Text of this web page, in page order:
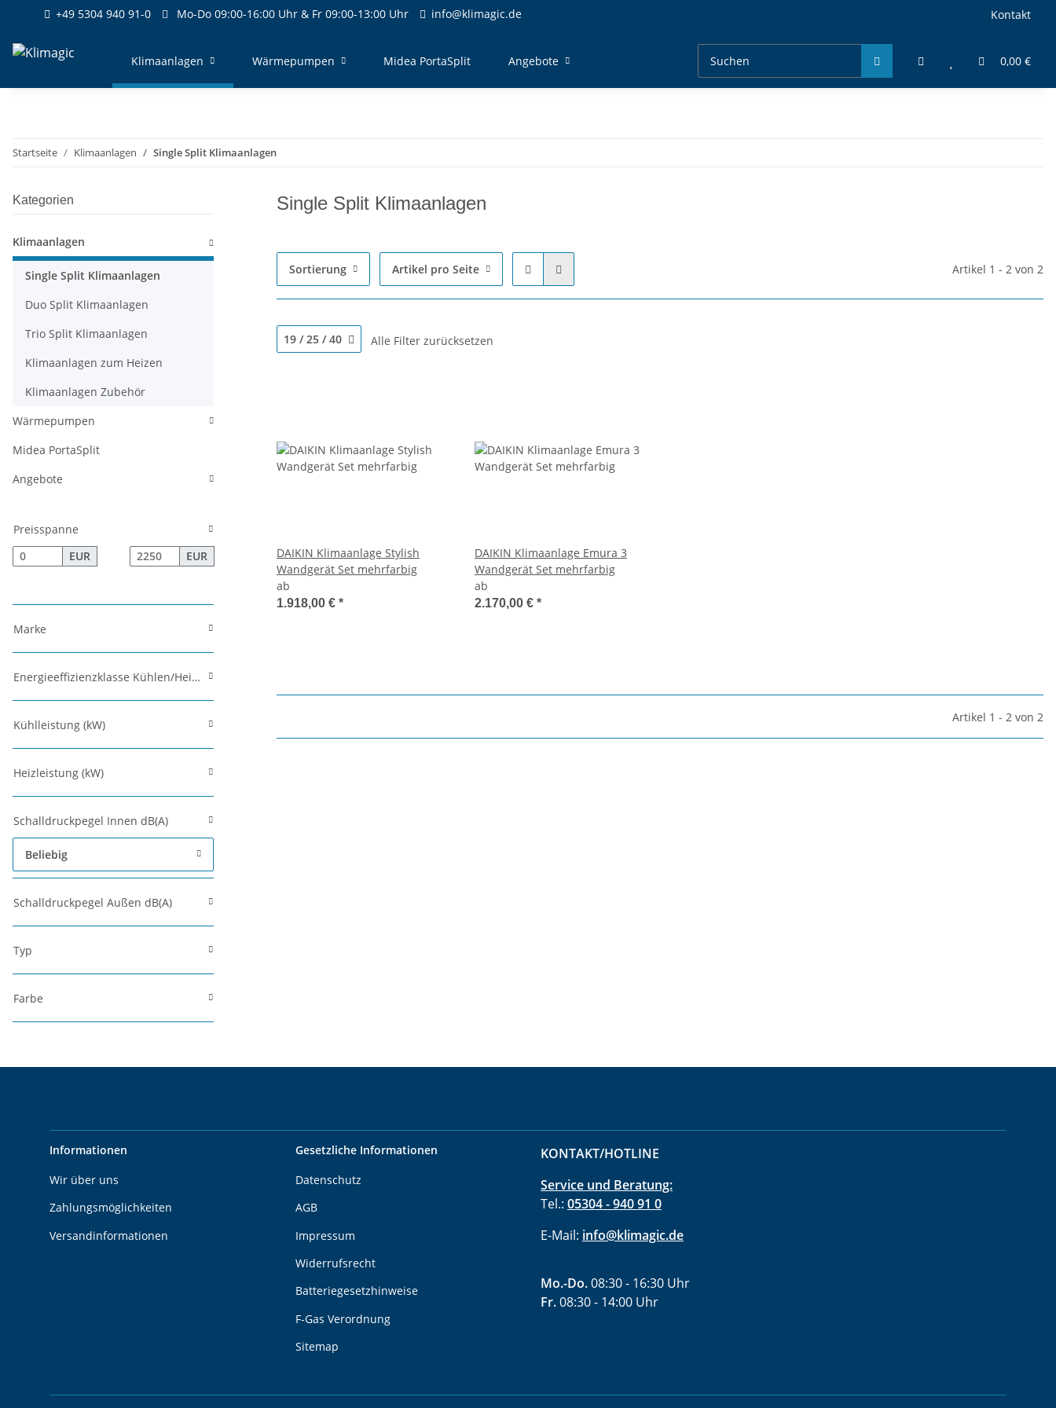
Kontakt
+49 5304 940 91-0 Mo-Do 09:00-16:00 Uhr & Fr 09:00-13:00 Uhr info@klimagic.de
0,00 €
Klimaanlagen Wärmepumpen Midea PortaSplit Angebote
Startseite Klimaanlagen Single Split Klimaanlagen
Single Split Klimaanlagen
Sortierung Artikel pro Seite Artikel 1 - 2 von 2
19 / 25 / 40 Alle Filter zurücksetzen
DAIKIN Klimaanlage Stylish
Wandgerät Set mehrfarbig
ab
1.918,00 € *
DAIKIN Klimaanlage Emura 3
Wandgerät Set mehrfarbig
ab
2.170,00 € *
Artikel 1 - 2 von 2
Kategorien
Klimaanlagen
Single Split Klimaanlagen
Duo Split Klimaanlagen
Trio Split Klimaanlagen
Klimaanlagen zum Heizen
Klimaanlagen Zubehör
Wärmepumpen
Midea PortaSplit
Angebote
Preisspanne
EUR
EUR
Marke
Energieeffizienzklasse Kühlen/Heizen
Kühlleistung (kW)
Heizleistung (kW)
Schalldruckpegel Innen dB(A)
Beliebig
Schalldruckpegel Außen dB(A)
Typ
Farbe
Informationen
Wir über uns
Zahlungsmöglichkeiten
Versandinformationen
Gesetzliche Informationen
Datenschutz
AGB
Impressum
Widerrufsrecht
Batteriegesetzhinweise
F-Gas Verordnung
Sitemap
KONTAKT/HOTLINE
Service und Beratung:
Tel.: 05304 - 940 91 0
E-Mail: info@klimagic.de
Mo.-Do.08:30 - 16:30 Uhr
Fr.08:30 - 14:00 Uhr